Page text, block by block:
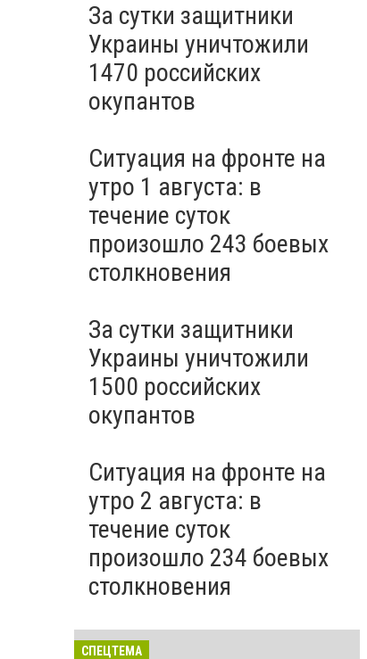
За сутки защитники
Украины уничтожили
1470 российских
окупантов
Ситуация на фронте на
утро 1 августа: в
течение суток
произошло 243 боевых
столкновения
За сутки защитники
Украины уничтожили
1500 российских
окупантов
Ситуация на фронте на
утро 2 августа: в
течение суток
произошло 234 боевых
столкновения
СПЕЦТЕМА